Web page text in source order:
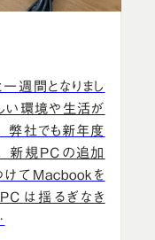
週間となりまし
い環境や生活が
弊社でも新年度
新規PCの追加
てMacbookを
は揺るぎなき